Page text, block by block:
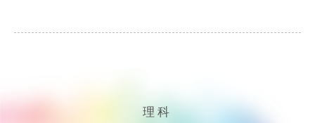
理科